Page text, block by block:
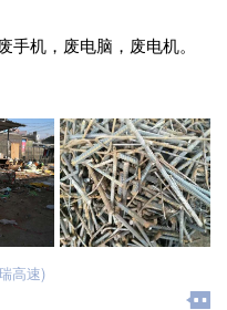
机，废电脑，废电机。
高速)